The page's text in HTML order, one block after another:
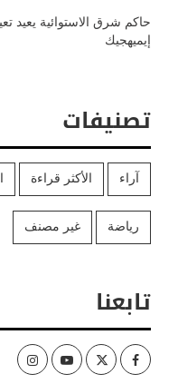
حاكم شرق الاستوائية يعيد
إيميهجيك
تصنيفات
آراء الأكثر قراءة
رياضة غير مصنف
تابعنا
Facebook
Twitter
Youtube